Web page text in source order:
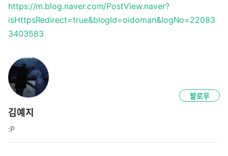
https://m.blog.naver.com/PostView.naver?
isHttpsRedirect=true&blogId=oidoman&logNo=22083
3403583
김예지
:P
팔로우